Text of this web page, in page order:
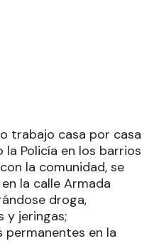
trabajo casa por casa
la Policía en los barrios
la comunidad, se
la calle Armada
droga,
y jeringas;
permanentes en la